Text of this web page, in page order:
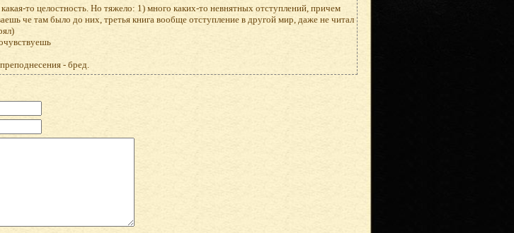
то целостность. Но тяжело: 1) много каких-то невнятных отступлений, причем
че там было до них, третья книга вообще отступление в другой мир, даже не читал
- бред.